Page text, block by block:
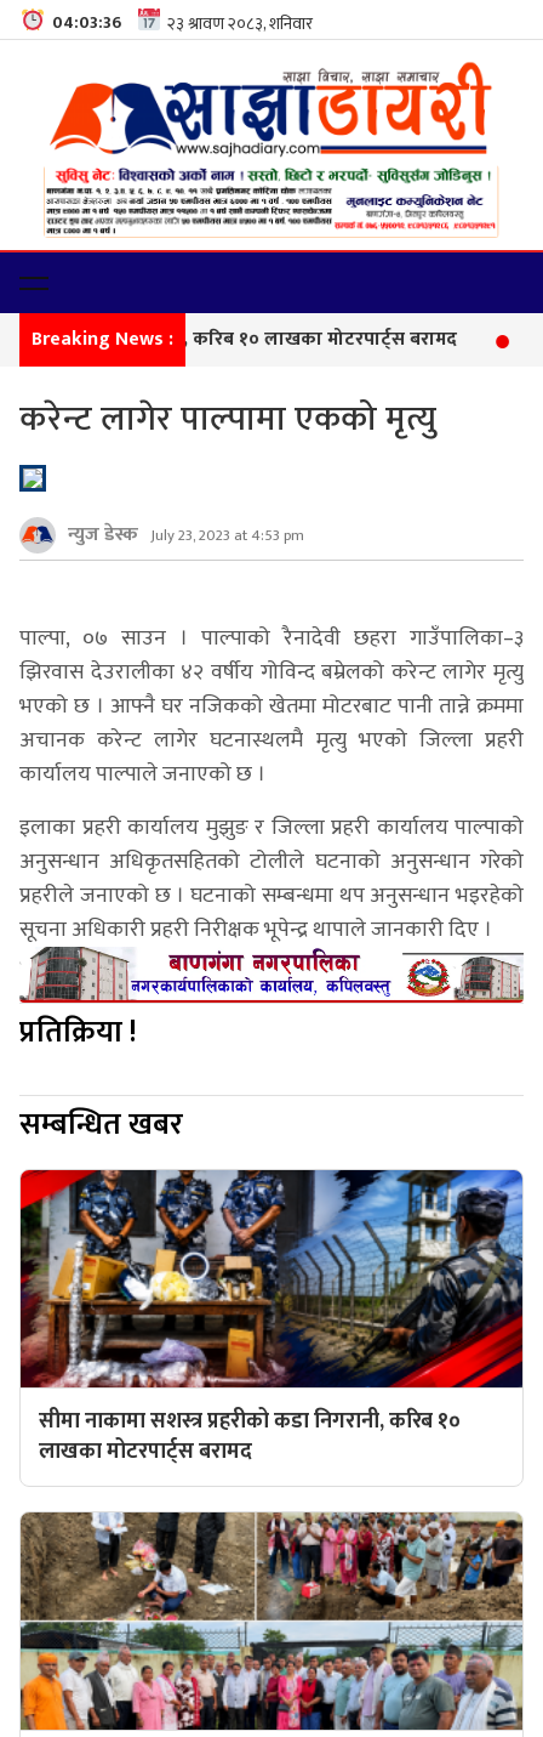
04:03:37
Breaking News :
करेन्ट लागेर पाल्पामा एकको मृत्यु
न्युज डेस्क July 23, 2023 at 4:53 pm
पाल्पा, ०७ साउन । पाल्पाको रैनादेवी छहरा गाउँपालिका–३
झिरवास देउरालीका ४२ वर्षीय गोविन्द बम्रेलको करेन्ट लागेर मृत्यु
भएको छ । आफ्नै घर नजिकको खेतमा मोटरबाट पानी तान्ने क्रममा
अचानक करेन्ट लागेर घटनास्थलमै मृत्यु भएको जिल्ला प्रहरी
कार्यालय पाल्पाले जनाएको छ ।
इलाका प्रहरी कार्यालय मुझुङ र जिल्ला प्रहरी कार्यालय पाल्पाको
अनुसन्धान अधिकृतसहितको टोलीले घटनाको अनुसन्धान गरेको
प्रहरीले जनाएको छ । घटनाको सम्बन्धमा थप अनुसन्धान भइरहेको
सूचना अधिकारी प्रहरी निरीक्षक भूपेन्द्र थापाले जानकारी दिए ।
प्रतिक्रिया !
सम्बन्धित खबर
सीमा नाकामा सशस्त्र प्रहरीको कडा निगरानी, करिब १०
लाखका मोटरपार्ट्स बरामद